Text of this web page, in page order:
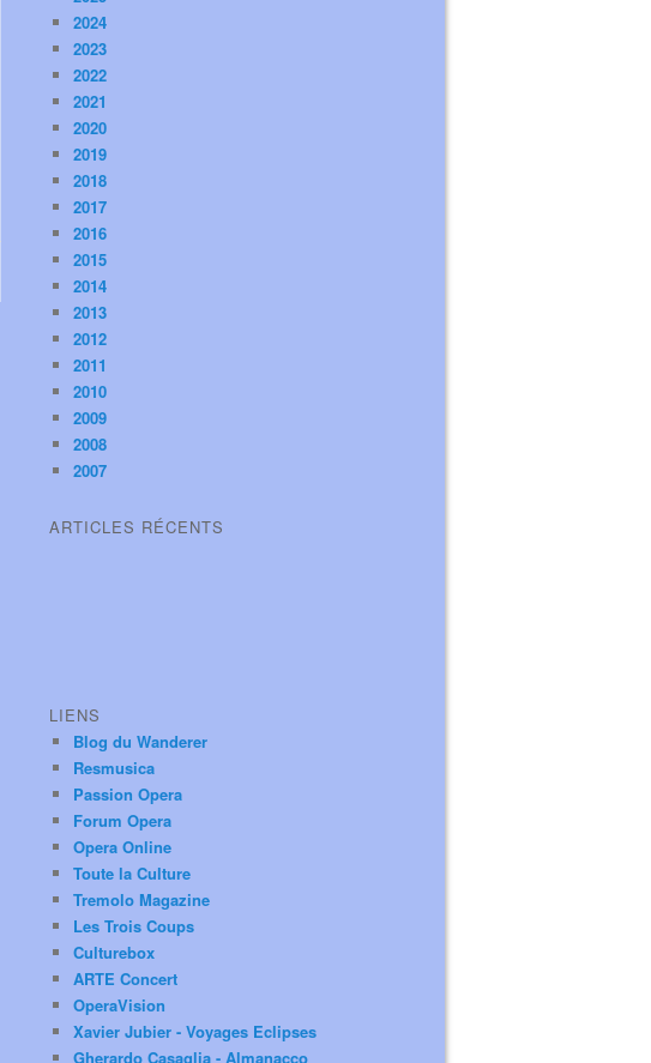
2024
2023
2022
2021
2020
2019
2018
2017
2016
2015
2014
2013
2012
2011
2010
2009
2008
2007
ARTICLES RÉCENTS
LIENS
Blog du Wanderer
Resmusica
Passion Opera
Forum Opera
Opera Online
Toute la Culture
Tremolo Magazine
Les Trois Coups
Culturebox
ARTE Concert
OperaVision
Xavier Jubier - Voyages Eclipses
Gherardo Casaglia - Almanacco